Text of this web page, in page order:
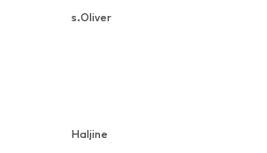
s.Oliver
Haljine